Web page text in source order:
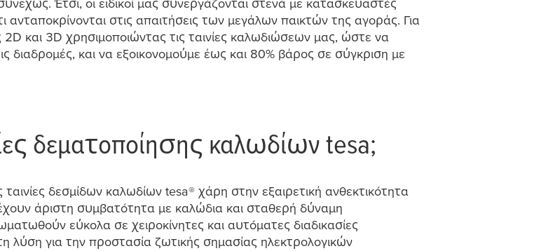
Έτσι, οι ειδικοί μας συνεργάζονται στενά με κατασκευαστές
στις απαιτήσεις των μεγάλων παικτών της αγοράς. Για
και 3D χρησιμοποιώντας τις ταινίες καλωδιώσεων μας, ώστε να
διαδρομές, και να εξοικονομούμε έως και 80% βάρος σε σύγκριση με
δεματοποίησης καλωδίων tesa;
ταινίες δεσμίδων καλωδίων tesa® χάρη στην εξαιρετική ανθεκτικότητα
άριστη συμβατότητα με καλώδια και σταθερή δύναμη
ματωθούν εύκολα σε χειροκίνητες και αυτόματες διαδικασίες
λύση για την προστασία ζωτικής σημασίας ηλεκτρολογικών